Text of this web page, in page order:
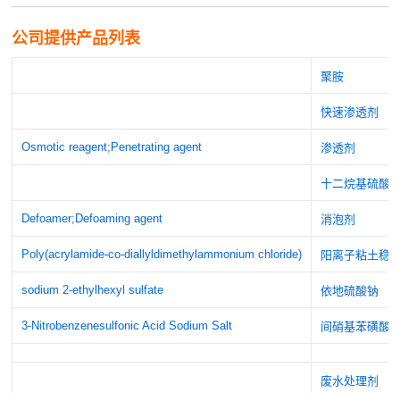
公司提供产品列表
聚胺
快速渗透剂
Osmotic reagent;Penetrating agent 渗透剂
十二烷基硫酸
Defoamer;Defoaming agent 消泡剂
Poly(acrylamide-co-diallyldimethylammonium chloride) 阳离子粘土稳
sodium 2-ethylhexyl sulfate 依地硫酸钠
3-Nitrobenzenesulfonic Acid Sodium Salt 间硝基苯磺酸
废水处理剂